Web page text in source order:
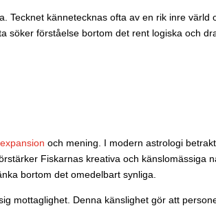
Tecknet kännetecknas ofta av en rik inre värld
söker förståelse bortom det rent logiska och
expansion och mening. I modern astrologi
Fiskarnas kreativa och känslomässiga
bortom det omedelbart synliga.
mottaglighet. Denna känslighet gör att